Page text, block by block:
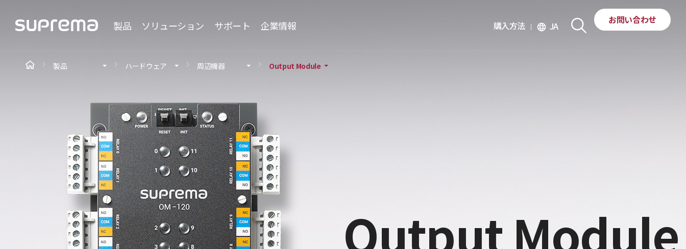
製品 ソリューション サポート 企業情報 購入方法 language JA
お問い合わせ
Output Module
製品 ハードウェア 周辺機器 Output Module